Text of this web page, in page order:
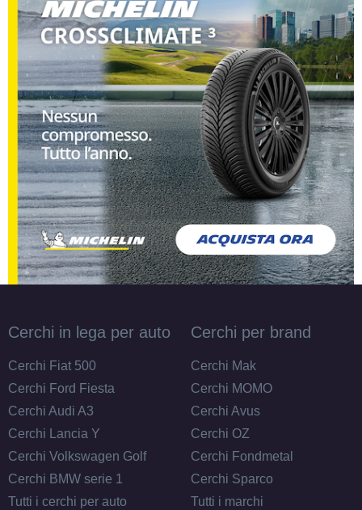
Cerchi in lega per auto
Cerchi Fiat 500
Cerchi Ford Fiesta
Cerchi Audi A3
Cerchi Lancia Y
Cerchi Volkswagen Golf
Cerchi BMW serie 1
Tutti i cerchi per auto
Cerchi per brand
Cerchi Mak
Cerchi MOMO
Cerchi Avus
Cerchi OZ
Cerchi Fondmetal
Cerchi Sparco
Tutti i marchi